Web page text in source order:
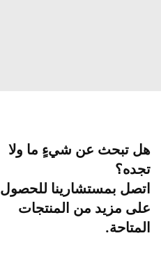
هل تبحث عن شيءٍ ما ولا
تجده؟
اتصل بمستشارينا للحصول
على مزيد من المنتجات
المتاحة.